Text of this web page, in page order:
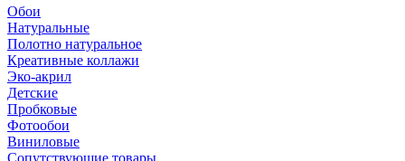
Обои
Натуральные
Полотно натуральное
Креативные коллажи
Эко-акрил
Детские
Пробковые
Фотообои
Виниловые
Сопутствующие товары